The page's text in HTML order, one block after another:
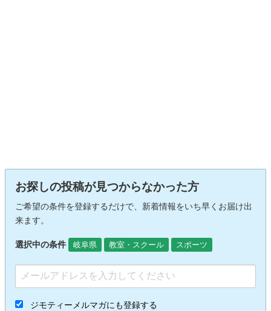
お探しの投稿が見つからなかった方
ご希望の条件を登録するだけで、新着情報をいち早くお届け出
来ます。
選択中の条件 岐阜県 教室・スクール スポーツ
ジモティーメルマガにも登録する